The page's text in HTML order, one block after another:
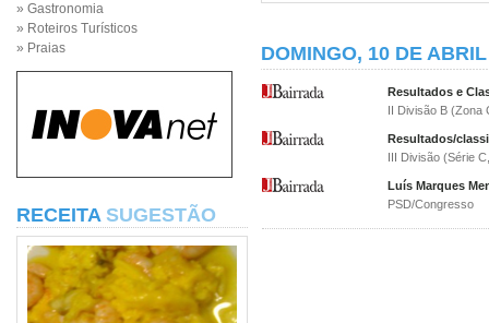
» Gastronomia
» Roteiros Turísticos
» Praias
RECEITA SUGESTÃO
DOMINGO, 10 DE
Resultados e
II Divisão B (Zona
Resultados/
III Divisão (Série
Luís Marques
PSD/Congresso